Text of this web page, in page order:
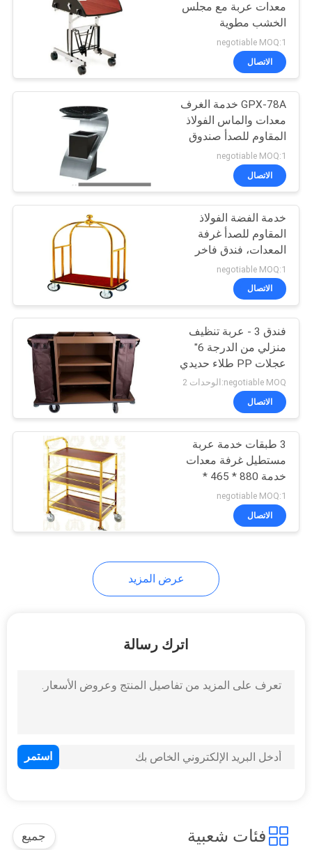
PRIVACY
POLICY
معدات عربة مع مجلس
الخشب مطوية
negotiable MOQ:1
الاتصال
GPX-78A خدمة الغرف
معدات والماس الفولاذ
المقاوم للصدأ صندوق
القمامة للفندق
negotiable MOQ:1
الاتصال
خدمة الفضة الفولاذ
المقاوم للصدأ غرفة
المعدات، فندق فاخر
الأمتعة عربة
negotiable MOQ:1
الاتصال
فندق 3 - عربة تنظيف
منزلي من الدرجة 6"
عجلات PP طلاء حديدي
بني معدات خدمة الغرف
negotiable MOQ:الوحدات 2
الاتصال
3 طبقات خدمة عربة
مستطيل غرفة معدات
خدمة 880 * 465 *
940mm
negotiable MOQ:1
الاتصال
عرض المزيد
اترك رسالة
فئات شعبية جميع